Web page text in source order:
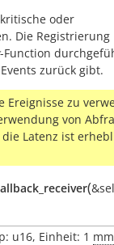
oder
Die
-Function
zurück gibt.
Ereignisse zu
von
Latenz ist
(
u16, Einheit: 1 mm